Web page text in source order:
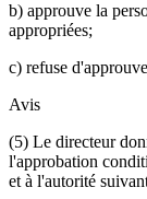
b) approuve la
appropriées;
c) refuse
Avis
(5) Le directeur
l'approbation
et à l'autorité